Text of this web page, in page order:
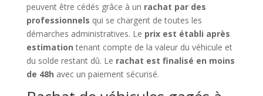
peuvent être cédés grâce à un rachat par des
professionnels qui se chargent de toutes les
démarches administratives. Le prix est établi après
estimation tenant compte de la valeur du véhicule et
du solde restant dû. Le rachat est finalisé en moins
de 48h avec un paiement sécurisé.